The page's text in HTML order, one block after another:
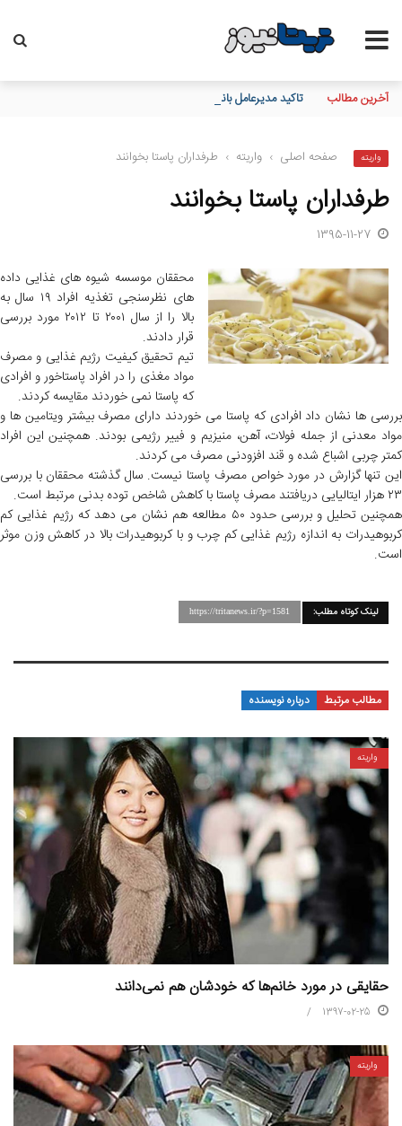
آخرین مطالب تاکید مدیرعامل بانک مسکن بر نقش خبرنگاران در اعتمادسازی و
واریته صفحه اصلی › واریته › طرفداران پاستا بخوانند
طرفداران پاستا بخوانند
1395-11-27
محققان موسسه شیوه های غذایی داده
های نظرسنجی تغذیه افراد ۱۹ سال به
بالا را از سال ۲۰۰۱ تا ۲۰۱۲ مورد بررسی
قرار دادند.
تیم تحقیق کیفیت رژیم غذایی و مصرف
مواد مغذی را در افراد پاستاخور و افرادی
که پاستا نمی خوردند مقایسه کردند.
بررسی ها نشان داد افرادی که پاستا می خوردند دارای مصرف بیشتر ویتامین ها و
مواد معدنی از جمله فولات، آهن، منیزیم و فییر رژیمی بودند. همچنین این افراد
کمتر چربی اشباع شده و قند افزودنی مصرف می کردند.
این تنها گزارش در مورد خواص مصرف پاستا نیست. سال گذشته محققان با بررسی
۲۳ هزار ایتالیایی دریافتند مصرف پاستا با کاهش شاخص توده بدنی مرتبط است.
همچنین تحلیل و بررسی حدود ۵۰ مطالعه هم نشان می دهد که رژیم غذایی کم
کربوهیدرات به اندازه رژیم غذایی کم چرب و با کربوهیدرات بالا در کاهش وزن موثر
است.
لینک کوتاه مطلب: https://tritanews.ir/?p=1581
مطالب مرتبط درباره نویسنده
واریته
حقایقی در مورد خانم‌ها که خودشان هم نمی‌دانند
1397-02-25
واریته